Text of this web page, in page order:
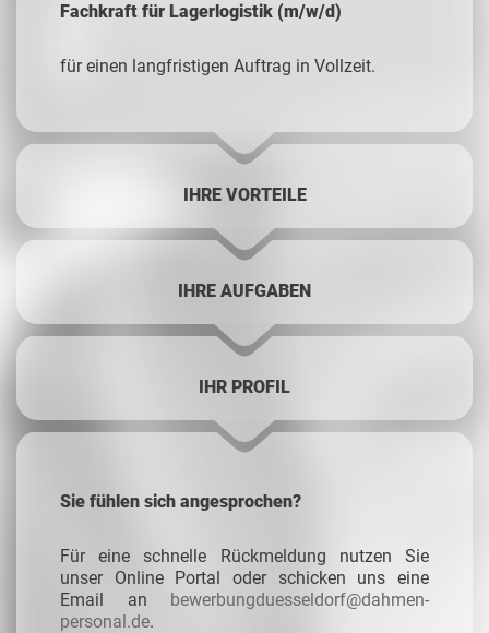
Fachkraft für Lagerlogistik (m/w/d)
für einen langfristigen Auftrag in Vollzeit.
IHRE VORTEILE
IHRE AUFGABEN
IHR PROFIL
Sie fühlen sich angesprochen?
Für eine schnelle Rückmeldung nutzen Sie
unser Online Portal oder schicken uns eine
Email an bewerbungduesseldorf@dahmen-
personal.de.